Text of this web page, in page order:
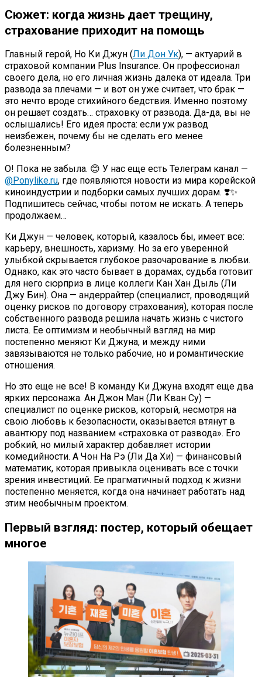
Сюжет: когда жизнь дает трещину,
страхование приходит на помощь
Главный герой, Но Ки Джун (Ли Дон Ук), — актуарий в
страховой компании Plus Insurance. Он профессионал
своего дела, но его личная жизнь далека от идеала. Три
развода за плечами — и вот он уже считает, что брак —
это нечто вроде стихийного бедствия. Именно поэтому
он решает создать… страховку от развода. Да-да, вы не
ослышались! Его идея проста: если уж развод
неизбежен, почему бы не сделать его менее
болезненным?
О! Пока не забыла. 😊 У нас еще есть Телеграм канал —
@Ponylike.ru, где появляются новости из мира корейской
киноиндустрии и подборки самых лучших дорам. ❣️✨
Подпишитесь сейчас, чтобы потом не искать. А теперь
продолжаем…
Ки Джун — человек, который, казалось бы, имеет все:
карьеру, внешность, харизму. Но за его уверенной
улыбкой скрывается глубокое разочарование в любви.
Однако, как это часто бывает в дорамах, судьба готовит
для него сюрприз в лице коллеги Кан Хан Дыль (Ли
Джу Бин). Она — андеррайтер (специалист, проводящий
оценку рисков по договору страхования), которая после
собственного развода решила начать жизнь с чистого
листа. Ее оптимизм и необычный взгляд на мир
постепенно меняют Ки Джуна, и между ними
завязываются не только рабочие, но и романтические
отношения.
Но это еще не все! В команду Ки Джуна входят еще два
ярких персонажа. Ан Джон Ман (Ли Кван Су) —
специалист по оценке рисков, который, несмотря на
свою любовь к безопасности, оказывается втянут в
авантюру под названием «страховка от развода». Его
робкий, но милый характер добавляет истории
комедийности. А Чон На Рэ (Ли Да Хи) — финансовый
математик, которая привыкла оценивать все с точки
зрения инвестиций. Ее прагматичный подход к жизни
постепенно меняется, когда она начинает работать над
этим необычным проектом.
Первый взгляд: постер, который обещает
многое